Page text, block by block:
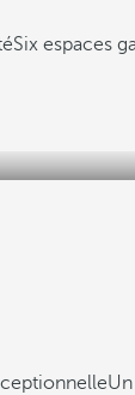
Six espaces